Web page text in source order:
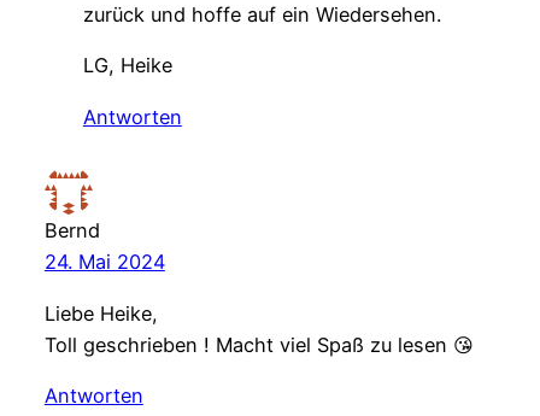
zurück und hoffe auf ein Wiedersehen.
LG, Heike
Antworten
Bernd
24. Mai 2024
Liebe Heike,
Toll geschrieben ! Macht viel Spaß zu lesen 😘
Antworten